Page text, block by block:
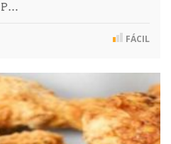
P…
FÁCIL